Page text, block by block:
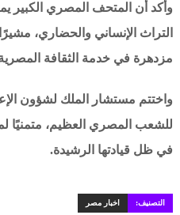
وأكد أن المتحف المصري الكبير
التراث الإنساني والحضاري،
مزدهرة في خدمة الثقافة المصرية
واختتم مستشار الملك لشؤون
للشعب المصري العظيم، متمنيًا
في ظل قيادتها الرشيدة.
التصنيف: اخبار مصر